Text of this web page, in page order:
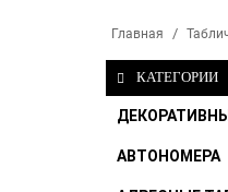
Главная
КАТЕГОРИИ
АВТОНОМЕРА